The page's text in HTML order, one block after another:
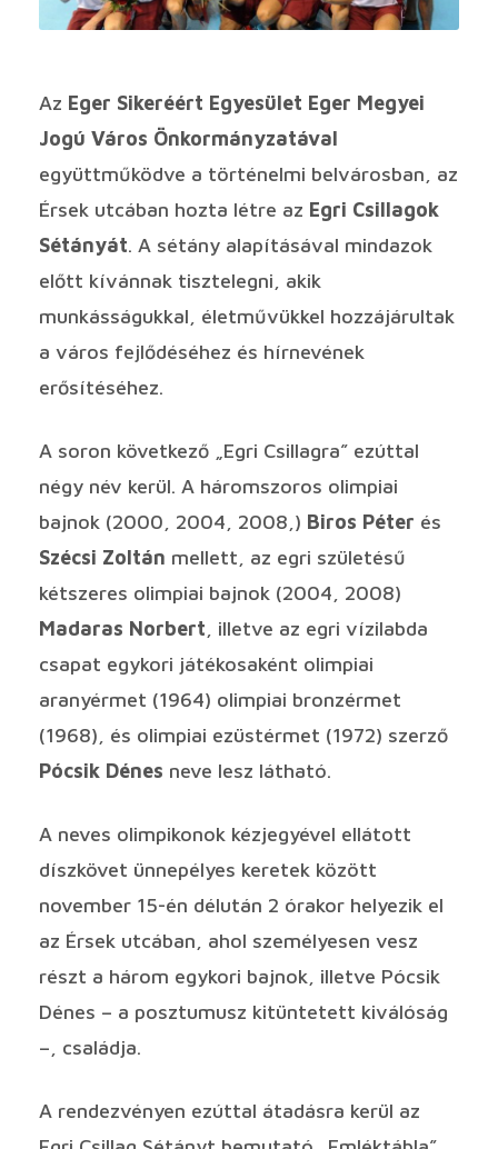
Az Eger Sikeréért Egyesület Eger Megyei
Jogú Város Önkormányzatával
együttműködve a történelmi belvárosban, az
Érsek utcában hozta létre az Egri Csillagok
Sétányát. A sétány alapításával mindazok
előtt kívánnak tisztelegni, akik
munkásságukkal, életművükkel hozzájárultak
a város fejlődéséhez és hírnevének
erősítéséhez.
A soron következő „Egri Csillagra” ezúttal
négy név kerül. A háromszoros olimpiai
bajnok (2000, 2004, 2008,) Biros Péter és
Szécsi Zoltán mellett, az egri születésű
kétszeres olimpiai bajnok (2004, 2008)
Madaras Norbert , illetve az egri vízilabda
csapat egykori játékosaként olimpiai
aranyérmet (1964) olimpiai bronzérmet
(1968), és olimpiai ezüstérmet (1972) szerző
Pócsik Dénes neve lesz látható.
A neves olimpikonok kézjegyével ellátott
díszkövet ünnepélyes keretek között
november 15-én délután 2 órakor helyezik el
az Érsek utcában, ahol személyesen vesz
részt a három egykori bajnok, illetve Pócsik
Dénes – a posztumusz kitüntetett kiválóság
–, családja.
A rendezvényen ezúttal átadásra kerül az